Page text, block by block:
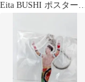
Eita BUSHI ポスター